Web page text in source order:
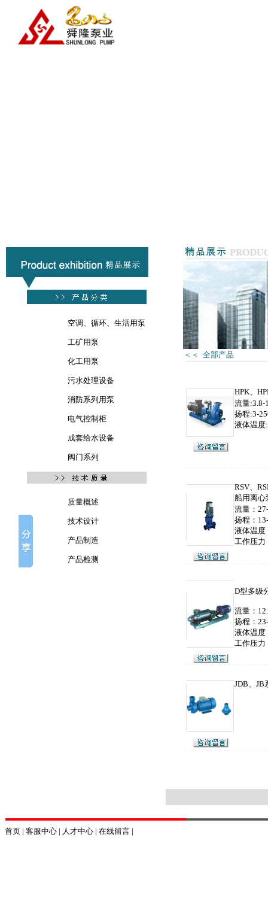
空调、循环、生活用泵
工矿用泵
化工用泵
污水处理设备
消防系列用泵
电气控制柜
成套给水设备
阀门系列
质量概述
技术设计
产品制造
产品检测
＜＜ 全部产品
HPK、
流量:3.8-
扬程:3-
液体温
RSV、
船用离心
流量：
扬程：
液体温
工作压力
D型多级
流量：
扬程：
液体温
工作压力
JDB、JB
首页 | 客服中心 | 人才中心 | 在线留言 |